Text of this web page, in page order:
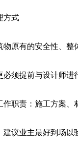
方式
物原有的安全性、整
必须提前与设计师进
作职责：施工方案
建议业主最好到场以